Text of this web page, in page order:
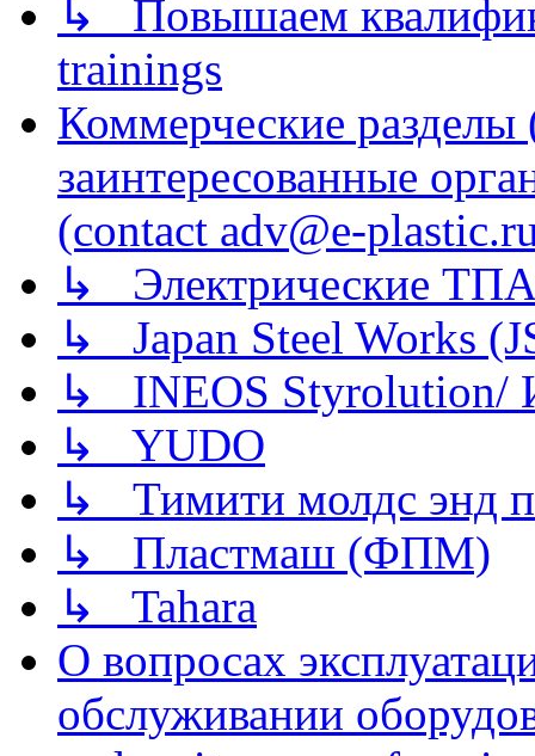
↳ Повышаем
trainings
Коммерческие
заинтересованные
(contact adv@e-
↳ Электрические
↳ Japan Steel Works
↳ INEOS
↳ YUDO
↳ Тимити молдс энд
↳ Пластмаш (ФПМ)
↳ Tahara
О вопросах
обслуживании